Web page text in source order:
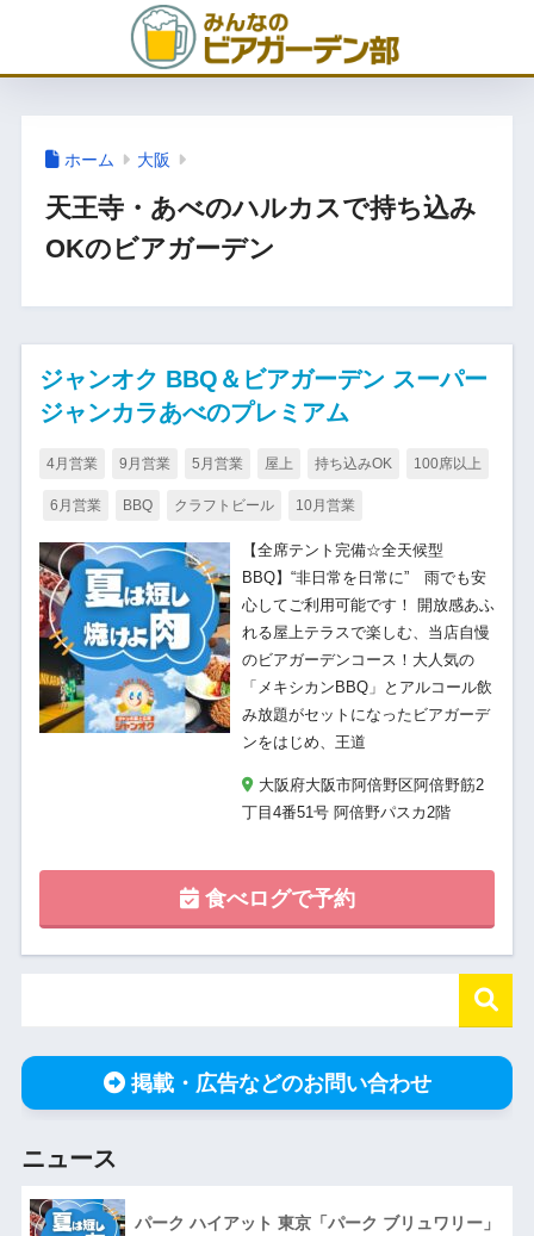
ホーム 大阪
天王寺・あべのハルカスで持ち込み
OKのビアガーデン
ジャンオク BBQ＆ビアガーデン スーパー
ジャンカラあべのプレミアム
4月営業 9月営業 5月営業 屋上 持ち込みOK 100席以上
6月営業 BBQ クラフトビール 10月営業
【全席テント完備☆全天候型
BBQ】“非日常を日常に” 雨でも安
心してご利用可能です！ 開放感あふ
れる屋上テラスで楽しむ、当店自慢
のビアガーデンコース！大人気の
「メキシカンBBQ」とアルコール飲
み放題がセットになったビアガーデ
ンをはじめ、王道
大阪府大阪市阿倍野区阿倍野筋2
丁目4番51号 阿倍野パスカ2階
食べログで予約
掲載・広告などのお問い合わせ
ニュース
パーク ハイアット 東京「パーク ブリュワリー」